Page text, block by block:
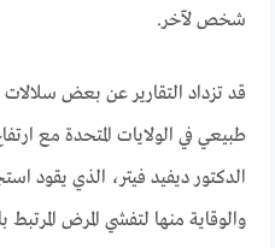
شخص لآخر.
قد تزداد التقارير عن بعض
طبيعي في الولايات المتحدة مع
الدكتور ديفيد فيتر، الذي يقود
والوقاية منها لتفشي المرض